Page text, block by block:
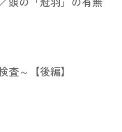
～【後編】